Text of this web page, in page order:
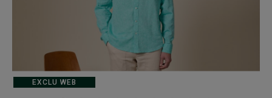
EXCLU WEB